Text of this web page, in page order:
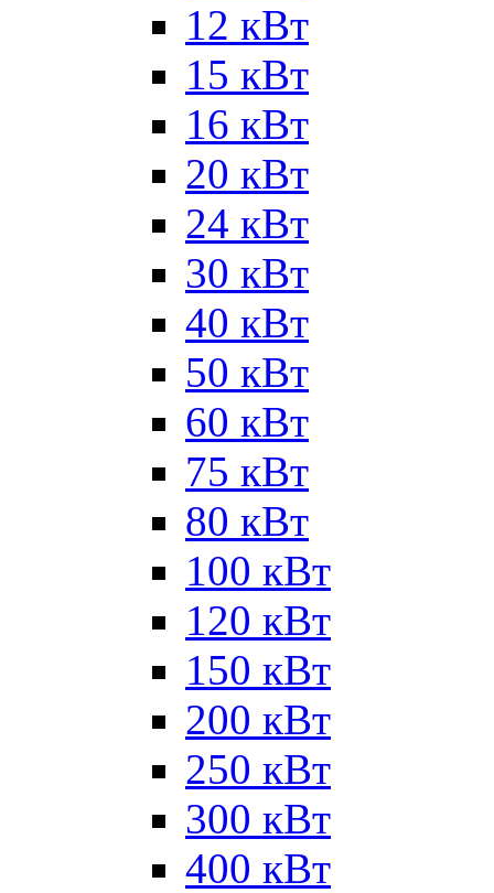
12 кВт
15 кВт
16 кВт
20 кВт
24 кВт
30 кВт
40 кВт
50 кВт
60 кВт
75 кВт
80 кВт
100 кВт
120 кВт
150 кВт
200 кВт
250 кВт
300 кВт
400 кВт